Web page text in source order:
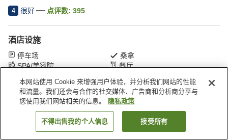
4 很好 点评数: 395
酒店设施
停车场
桑拿
SPA/美容院
餐厅
首页 日本 北海道 带广 带广站前露樱酒店
搜索客房
本网站使用 Cookie 来增强用户体验，并分析我们网站的性能
和流量。我们还会与合作的社交媒体、广告商和分析商分享与
您使用我们网站相关的信息。
隐私政策
不得出售我的个人信息 接受所有